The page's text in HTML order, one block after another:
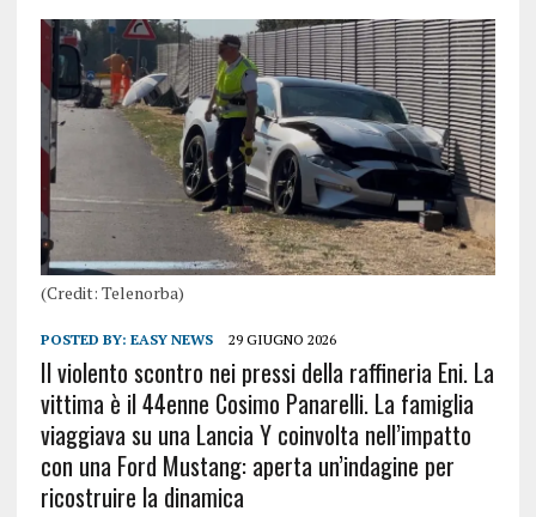
(Credit: Telenorba)
POSTED BY: EASY NEWS 29 GIUGNO 2026
Il violento scontro nei pressi della raffineria Eni. La
vittima è il 44enne Cosimo Panarelli. La famiglia
viaggiava su una Lancia Y coinvolta nell’impatto
con una Ford Mustang: aperta un’indagine per
ricostruire la dinamica